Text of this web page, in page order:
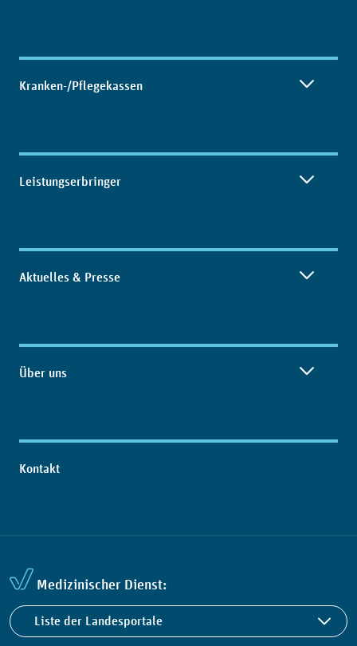
Kranken-/Pflegekassen
Leistungserbringer
Aktuelles & Presse
Über uns
Kontakt
Medizinischer Dienst:
Liste der Landesportale